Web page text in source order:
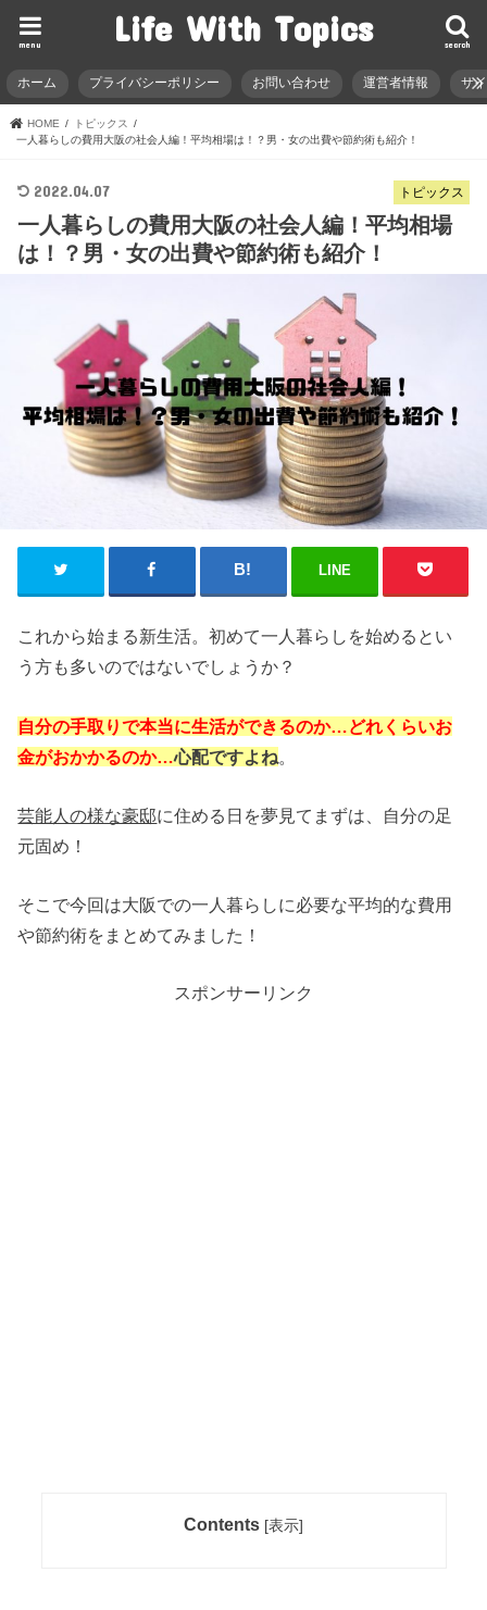
Life With Topics search
menu
ホーム プライバシーポリシー お問い合わせ 運営者情報 サ
HOME
トピックス
一人暮らしの費用大阪の社会人編！平均相場は！？男・女の出費や節約術も紹介！
トピックス
2022.04.07
一人暮らしの費用大阪の社会人編！平均相場
は！？男・女の出費や節約術も紹介！
LINE
これから始まる新生活。初めて一人暮らしを始めるとい
う方も多いのではないでしょうか？
自分の手取りで本当に生活ができるのか…どれくらいお
金がおかかるのか…心配ですよね
芸能人の様な豪邸に住める日を夢見てまずは、自分の足
元固め！
そこで今回は大阪での一人暮らしに必要な平均的な費用
や節約術をまとめてみました！
スポンサーリンク
Contents [表示]